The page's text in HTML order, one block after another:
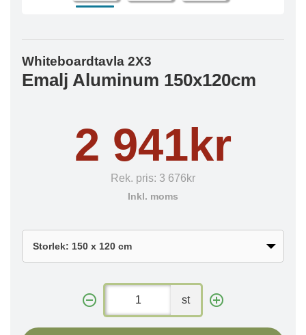
Whiteboardtavla 2X3
Emalj Aluminum 150x120cm
2 941kr
Rek. pris: 3 676kr
Inkl. moms
st